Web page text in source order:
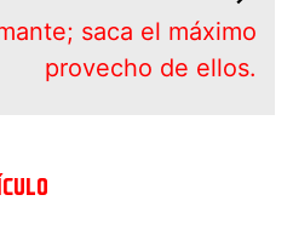
saca el máximo
provecho de ellos.